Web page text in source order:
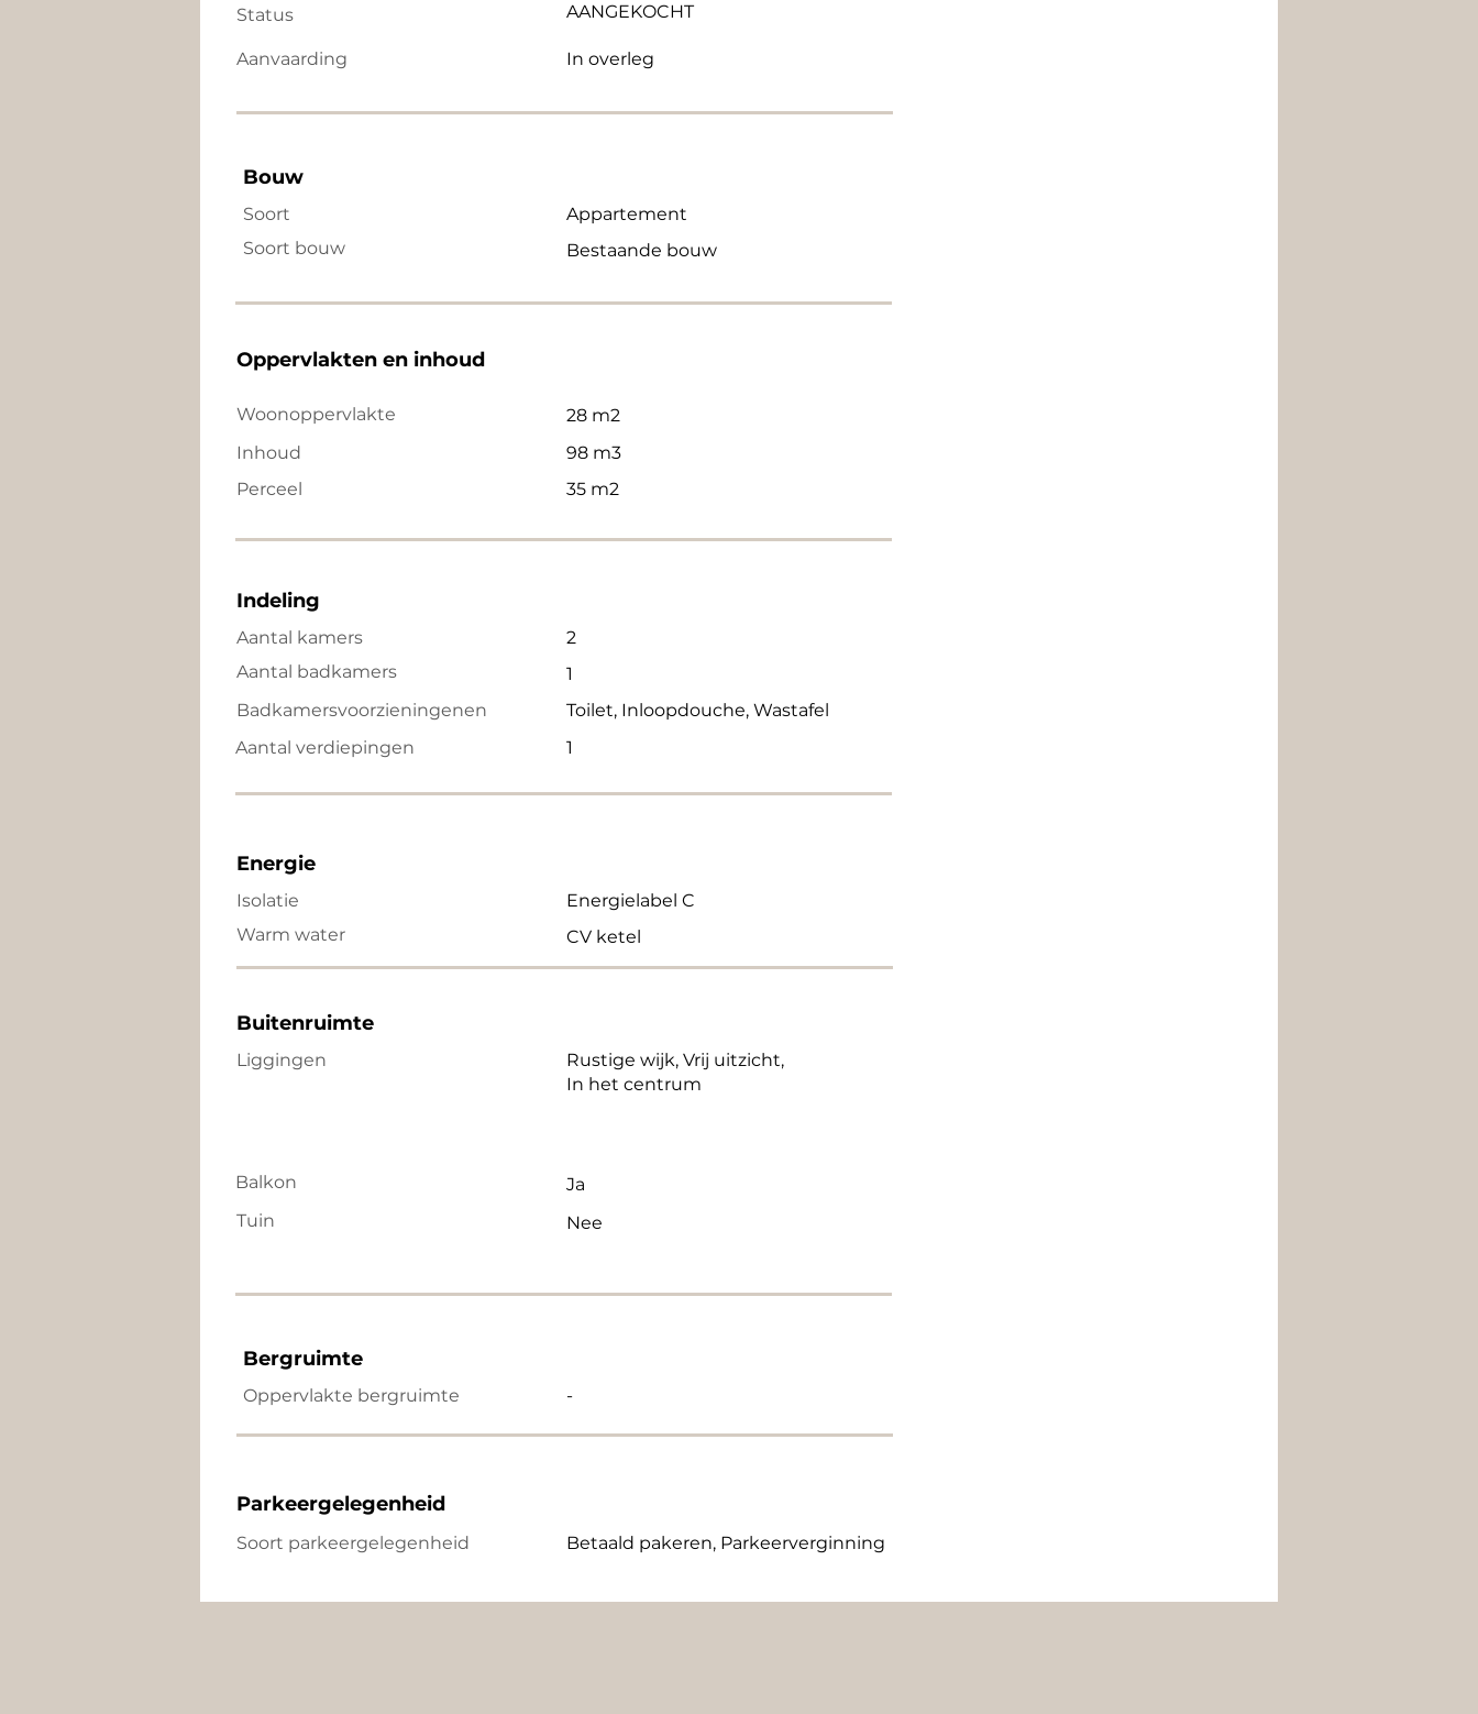
Status
Aanvaarding
AANGEKOCHT
In overleg
Bouw
Soort
Soort bouw
Appartement
Bestaande bouw
Oppervlakten en inhoud
Woonoppervlakte
Inhoud
Perceel
28 m2
98 m3
35 m2
Indeling
Aantal kamers
Aantal badkamers
Badkamersvoorzieningenen
Aantal verdiepingen
2
1
Toilet, Inloopdouche, Wastafel
1
Energie
Isolatie
Warm water
Energielabel C
CV ketel
Buitenruimte
Liggingen
Balkon
Tuin
Rustige wijk, Vrij uitzicht,
In het centrum
Ja
Nee
Bergruimte
Oppervlakte bergruimte -
Parkeergelegenheid
Soort parkeergelegenheid Betaald pakeren, Parkeerverginning